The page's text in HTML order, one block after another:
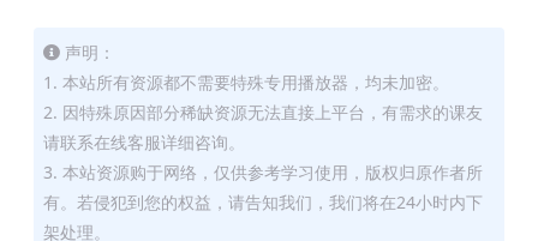
声明：
1. 本站所有资源都不需要特殊专用播放器，均未加密。
2. 因特殊原因部分稀缺资源无法直接上平台，有需求的课友
请联系在线客服详细咨询。
3. 本站资源购于网络，仅供参考学习使用，版权归原作者所
有。若侵犯到您的权益，请告知我们，我们将在24小时内下
架处理。